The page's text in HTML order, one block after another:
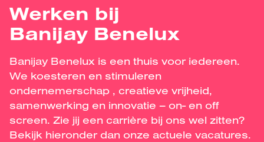
Werken bij
Banijay Benelux
Banijay Benelux is een thuis voor iedereen.
We koesteren en stimuleren
ondernemerschap , creatieve vrijheid,
samenwerking en innovatie – on- en off
screen. Zie jij een carrière bij ons wel zitten?
Bekijk hieronder dan onze actuele vacatures.